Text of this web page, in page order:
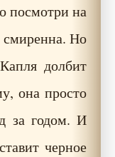
посмотри на
Но
долбит
она просто
за годом. И
черное